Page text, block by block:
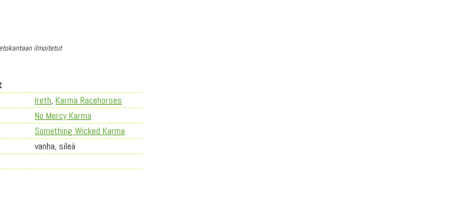
ilmoitetut
Ireth, Karma Racehorses
No Mercy Karma
Something Wicked Karma
vanha, sileä